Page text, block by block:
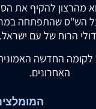
מהרצון להקיף את
על הש"ס שהתפתחה
הרוח של עם ישראל.
לקומה החדשה
האחרונים.